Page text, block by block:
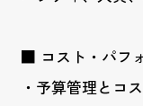
■ コスト・パフ
・予算管理とコ